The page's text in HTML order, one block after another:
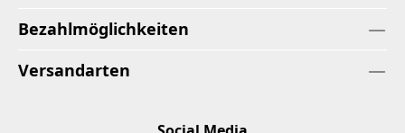
Bezahlmöglichkeiten
Versandarten